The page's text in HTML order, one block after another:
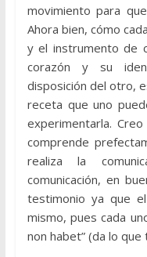
movimiento para
Ahora bien, cómo
y el instrumento de
corazón y su
disposición del otro,
receta que uno
experimentarla.
comprende
realiza la
comunicación, en
testimonio ya que
mismo, pues cada
non habet” (da lo